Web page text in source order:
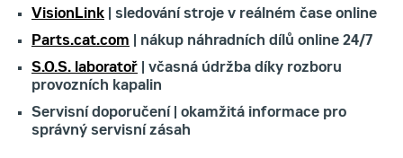
VisionLink | sledování stroje v reálném čase online
Parts.cat.com | nákup náhradních dílů online 24/7
S.O.S. laboratoř | včasná údržba díky rozboru
provozních kapalin
Servisní doporučení | okamžitá informace pro
správný servisní zásah